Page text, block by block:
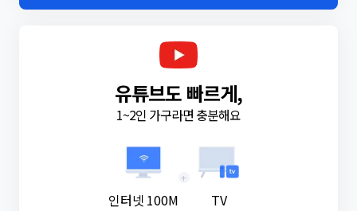
유튜브도 빠르게,
1~2인 가구라면 충분해요
인터넷 100M
+
TV